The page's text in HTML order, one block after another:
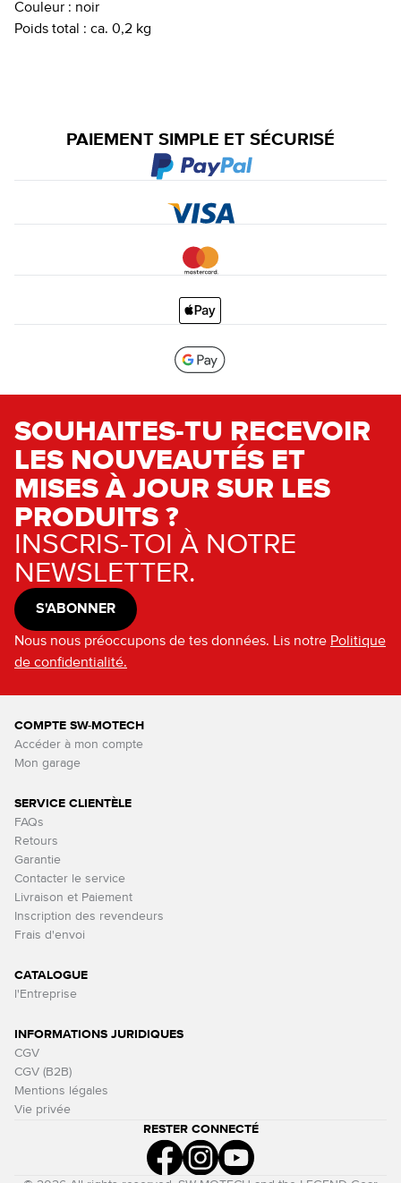
Couleur : noir
Poids total : ca. 0,2 kg
PAIEMENT SIMPLE ET SÉCURISÉ
SOUHAITES-TU RECEVOIR
LES NOUVEAUTÉS ET
MISES À JOUR SUR LES
PRODUITS ?
INSCRIS-TOI À NOTRE
NEWSLETTER.
S'ABONNER
Nous nous préoccupons de tes données. Lis notre Politique
de confidentialité.
COMPTE SW-MOTECH
Accéder à mon compte
Mon garage
SERVICE CLIENTÈLE
FAQs
Retours
Garantie
Contacter le service
Livraison et Paiement
Inscription des revendeurs
Frais d'envoi
CATALOGUE
l'Entreprise
INFORMATIONS JURIDIQUES
CGV
CGV (B2B)
Mentions légales
Vie privée
RESTER CONNECTÉ